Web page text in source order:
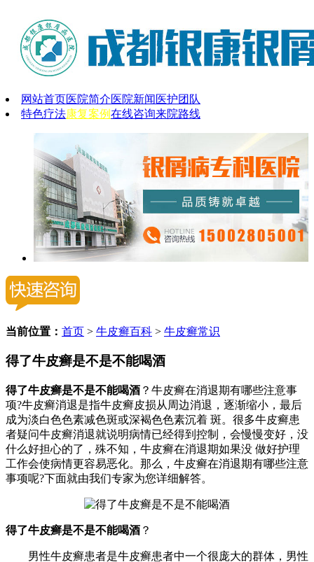
网站首页医院简介医院新闻 医护团队
特色疗法康复案例在线咨询来院路线
当前位置： 首页 > 牛皮癣百科 > 牛皮癣常识
得了牛皮癣是不是不能喝酒
得了牛皮癣是不是不能喝酒 ？牛皮癣在消退期有哪些注意事
项?牛皮癣消退是指牛皮癣皮损从周边消退，逐渐缩小，最后
成为淡白色色素减色斑或深褐色色素沉着 斑。很多牛皮癣患
者疑问牛皮癣消退就说明病情已经得到控制，会慢慢变好，没
什么好担心的了，殊不知，牛皮癣在消退期如果没 做好护理
工作会使病情更容易恶化。那么，牛皮癣在消退期有哪些注意
事项呢?下面就由我们专家为您详细解答。
得了牛皮癣是不是不能喝酒 ？
男性牛皮癣患者是牛皮癣患者中一个很庞大的群体，男性